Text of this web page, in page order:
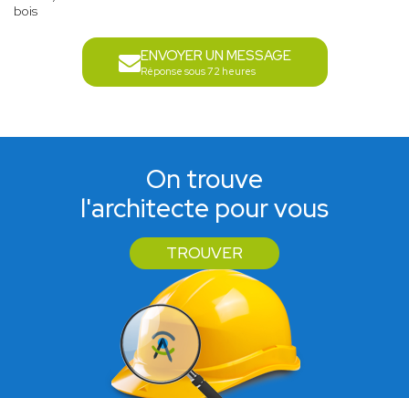
bois
ENVOYER UN MESSAGE
Réponse sous 72 heures
On trouve
l'architecte pour vous
TROUVER